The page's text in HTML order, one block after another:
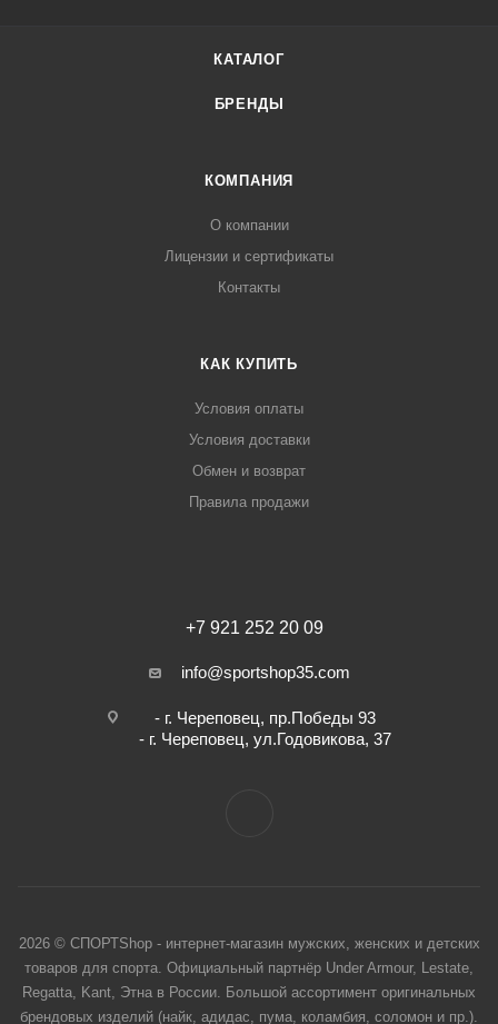
КАТАЛОГ
БРЕНДЫ
КОМПАНИЯ
О компании
Лицензии и сертификаты
Контакты
КАК КУПИТЬ
Условия оплаты
Условия доставки
Обмен и возврат
Правила продажи
+7 921 252 20 09
info@sportshop35.com
- г. Череповец, пр.Победы 93
- г. Череповец, ул.Годовикова, 37
2026 © СПОРТShop - интернет-магазин мужских, женских и детских
товаров для спорта. Официальный партнёр Under Armour, Lestate,
Regatta, Kant, Этна в России. Большой ассортимент оригинальных
брендовых изделий (найк, адидас, пума, коламбия, соломон и пр.).